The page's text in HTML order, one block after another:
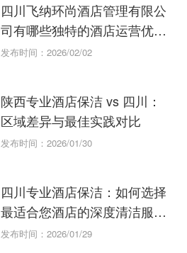
四川飞纳环尚酒店管理有限公
司有哪些独特的酒店运营优
势？
发布时间：2026/02/02
陕西专业酒店保洁 vs 四川：
区域差异与最佳实践对比
发布时间：2026/01/30
四川专业酒店保洁：如何选择
最适合您酒店的深度清洁服
务？
发布时间：2026/01/29